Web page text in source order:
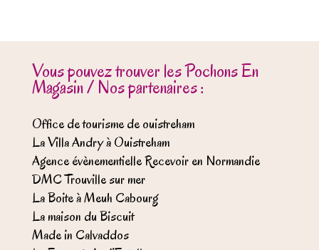
Vous pouvez trouver les Pochons En
Magasin / Nos partenaires :
Office de tourisme de ouistreham
La Villa Andry à Ouistreham
Agence évènementielle Recevoir en Normandie
DMC Trouville sur mer
La Boite à Meuh Cabourg
La maison du Biscuit
Made in Calvaddos